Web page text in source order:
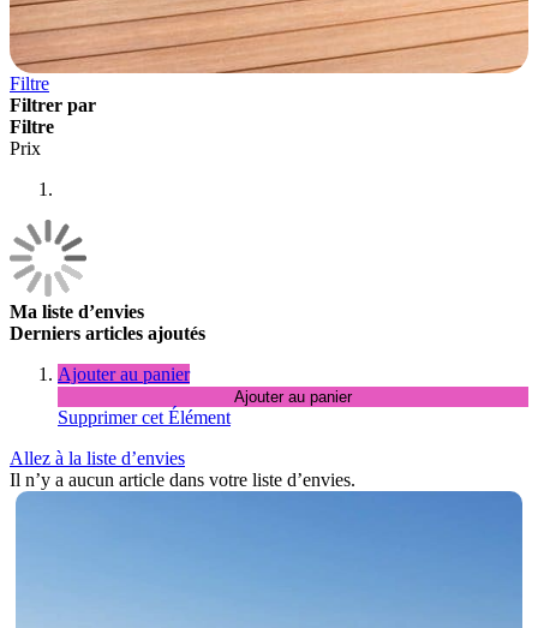
Filtre
Filtrer par
Filtre
Prix
Ma liste d’envies
Derniers articles ajoutés
Ajouter au panier
Ajouter au panier
Supprimer cet Élément
Allez à la liste d’envies
Il n’y a aucun article dans votre liste d’envies.